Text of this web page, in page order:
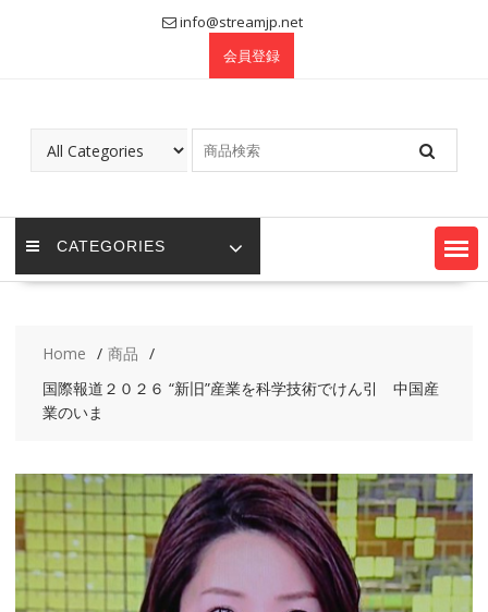
info@streamjp.net
会員登録
CATEGORIES
Home
商品
国際報道２０２６ “新旧”産業を科学技術でけん引 中国産
業のいま